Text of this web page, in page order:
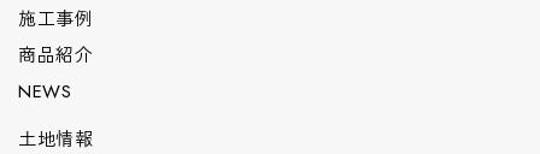
施工事例
商品紹介
NEWS
土地情報